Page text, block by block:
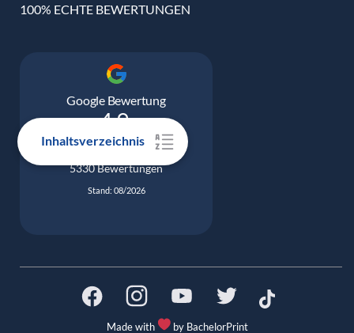
Inhaltsverzeichnis
100% ECHTE BEWERTUNGEN
Google Bewertung
4.9
5330 Bewertungen
Stand: 08/2026
Made with by BachelorPrint